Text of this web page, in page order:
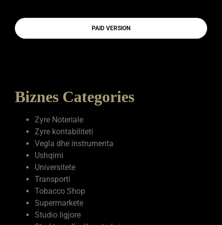
PAID VERSION
Biznes Categories
Zyre Noteriale
Zyre kontabiliteti
Vegla dhe instrumenta
Ushqimi
Universitete
Transporti
Tobacco Shop
Supermarkete
Studio ligjore